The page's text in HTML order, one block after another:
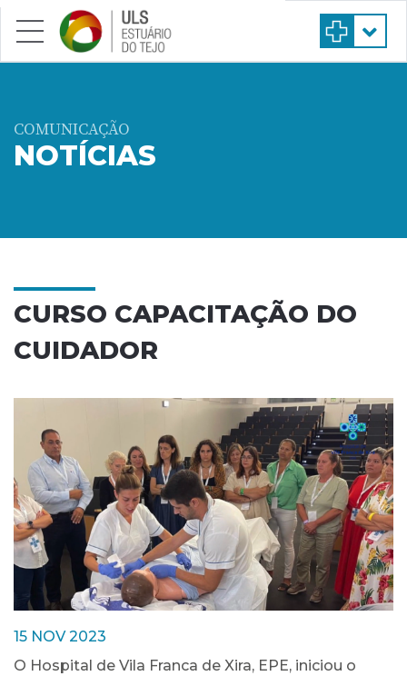
Saltar para conteúdo principal
COMUNICAÇÃO
NOTÍCIAS
CURSO CAPACITAÇÃO DO
CUIDADOR
15 NOV 2023
O Hospital de Vila Franca de Xira, EPE, iniciou o